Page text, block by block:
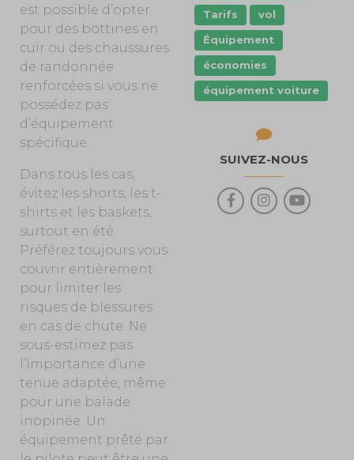
est possible d’opter
pour des bottines en
cuir ou des chaussures
de randonnée
renforcées si vous ne
possédez pas
d’équipement
spécifique.
Dans tous les cas,
évitez les shorts, les t-
shirts et les baskets,
surtout en été.
Préférez toujours vous
couvrir entièrement
pour limiter les
risques de blessures
en cas de chute. Ne
sous-estimez pas
l’importance d’une
tenue adaptée, même
pour une balade
inopinée. Un
équipement prêté par
Tarifs
vol
Équipement
économies
équipement voiture
SUIVEZ-NOUS